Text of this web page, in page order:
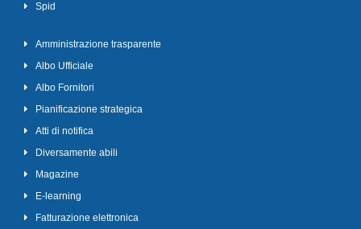
Spid
Amministrazione trasparente
Albo Ufficiale
Albo Fornitori
Pianificazione strategica
Atti di notifica
Diversamente abili
Magazine
E-learning
Fatturazione elettronica